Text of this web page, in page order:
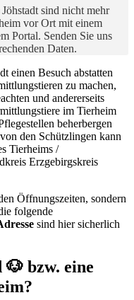
sind nicht mehr
vor Ort mit einem
Portal. Senden Sie uns
Daten.
einen Besuch abstatten
zu machen,
und andererseits
im Tierheim
beherbergen
den Schützlingen kann
Tierheims /
Erzgebirgskreis
Öffnungszeiten, sondern
folgende
sind hier sicherlich
bzw. eine